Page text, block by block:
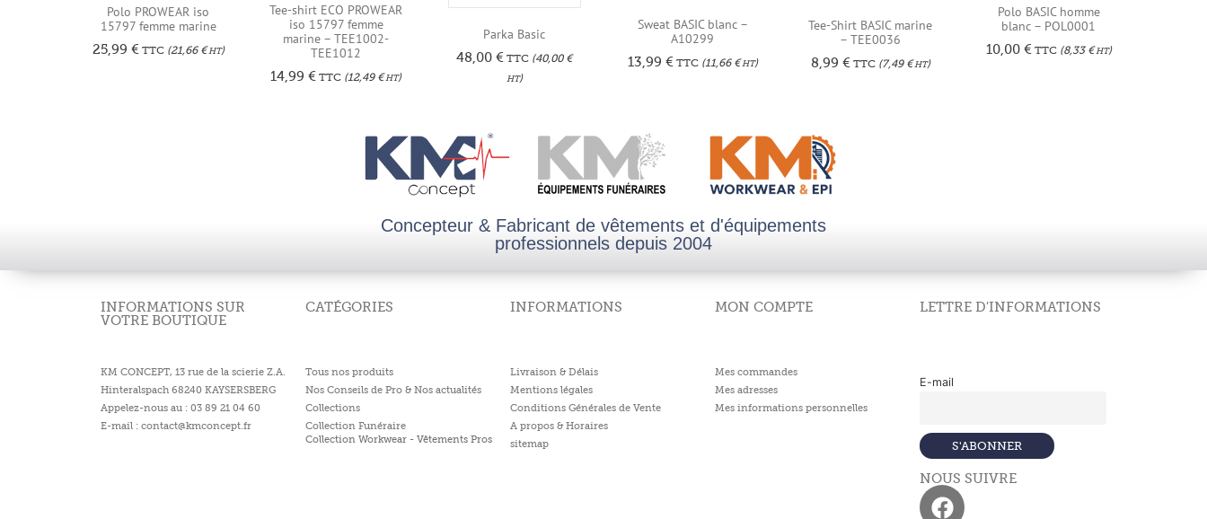
Polo PROWEAR iso
15797 femme marine
25,99 €TTC(21,66 €HT)
Tee-shirt ECO PROWEAR
iso 15797 femme
marine – TEE1002-
TEE1012
14,99€ TTC (12,49 €HT)
Parka Basic
48,00€ TTC (40,00 €
HT)
Sweat BASIC blanc –
A10299
13,99 €TTC(11,66 €HT)
Tee-Shirt BASIC marine
– TEE0036
8,99 €TTC(7,49 €HT)
Polo BASIC homme
blanc – POL0001
10,00 €TTC(8,33 €HT)
Concepteur & Fabricant de vêtements et d'équipements
professionnels depuis 2004
INFORMATIONS SUR
VOTRE BOUTIQUE
CATÉGORIES INFORMATIONS MON COMPTE LETTRE D'INFORMATIONS
KM CONCEPT, 13 rue de la scierie Z.A.
Hinteralspach 68240 KAYSERSBERG
Appelez-nous au : 03 89 21 04 60
E-mail : contact@kmconcept.fr
Tous nos produits
Nos Conseils de Pro & Nos actualités
Collections
Collection Funéraire
Collection Workwear - Vêtements Pros
Livraison & Délais
Mentions légales
Conditions Générales de Vente
A propos & Horaires
sitemap
Mes commandes
Mes adresses
Mes informations personnelles
E-mail
NOUS SUIVRE